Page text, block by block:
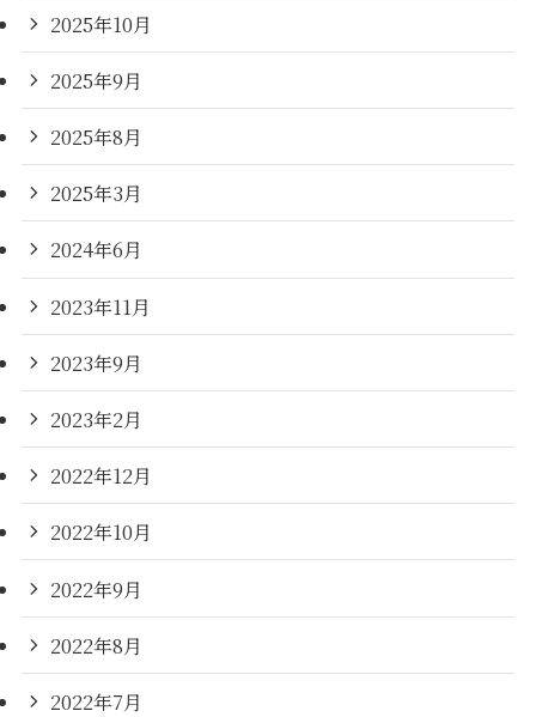
2025年10月
2025年9月
2025年8月
2025年3月
2024年6月
2023年11月
2023年9月
2023年2月
2022年12月
2022年10月
2022年9月
2022年8月
2022年7月